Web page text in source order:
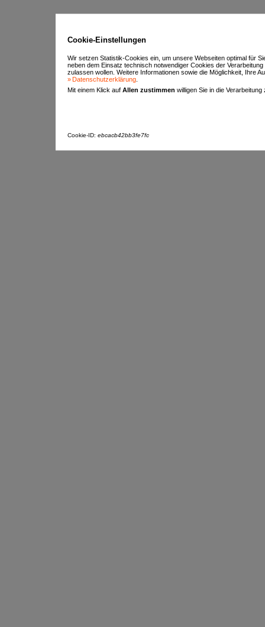
Cookie-Einstellungen
Wir setzen Statistik-Cookies ein, um unsere Webseiten optimal für
neben dem Einsatz technisch notwendiger Cookies der
zulassen wollen. Weitere Informationen sowie die Möglichkeit, Ihre
Datenschutzerklärung
Mit einem Klick auf Allen zustimmen willigen Sie in die
Cookie-ID: ebcacb42bb3fe7fc